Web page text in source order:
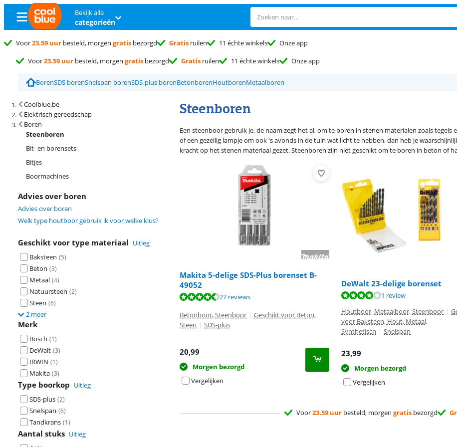
Bekijk alle
categorieën
Voor23.59 uur besteld, morgen gratis bezorgd Gratis ruilen 11 échte winkels
Onze app
Voor23.59 uur besteld, morgen gratis bezorgd Gratis ruilen 11 échte winkels Onze app
BorenSDS borenSnelspan borenSDS-plus borenBetonborenHoutborenMetaalboren
Coolblue.be
Elektrisch gereedschap
Boren
Steenboren
Bit- en borensets
Bitjes
Boormachines
Advies over boren
Advies over boren
Welk type houtboor gebruik ik voor welke klus?
Geschikt voor type materiaal Uitleg
Baksteen (5)
Beton (3)
Metaal (4)
Natuursteen (2)
Steen (6)
2 meer
Merk
Bosch (1)
DeWalt (3)
IRWIN (1)
Makita (3)
Type boorkop Uitleg
SDS-plus (2)
Snelspan (6)
Tandkrans (1)
Aantal stuks Uitleg
Steenboren
Zoekresultaten en sortering
Een steenboor gebruik je, de naam zegt het al, om te boren in stenen materialen zoals
of een gezellig lampje om ook 's avonds in de tuin wat licht te hebben, dan heb je
kracht op het stenen materiaal gezet. Steenboren zijn niet geschikt om te boren in beton of
Makita 5-delige SDS-Plus borenset B-
49052
Beoordeling is 9,4 van de 10, gebaseerd op 27 reviews.
27 reviews
Betonboor, Steenboor | Geschikt voor Beton,
Steen | SDS-plus
20,99
Morgen bezorgd
Vergelijken
DeWalt 23-delige borenset
Beoordeling is 8,0 van de 10, gebaseerd op 1 review.
1 review
Houtboor, Metaalboor, Steenboor |
voor Baksteen, Hout, Metaal,
Synthetisch | Snelspan
23,99
Morgen bezorgd
Vergelijken
Voor23.59 uur besteld, morgen gratis bezorgd